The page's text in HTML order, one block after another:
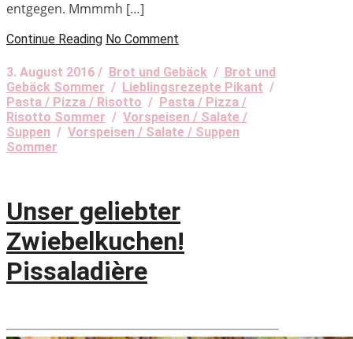
entgegen. Mmmmh […]
Continue Reading No Comment
3. August 2016 / Brot und Gebäck / Brot und
Gebäck Sommer / Lieblingsrezepte Pikant /
Pasta / Pizza / Risotto / Pasta / Pizza /
Risotto Sommer / Vorspeisen / Salate /
Suppen / Vorspeisen / Salate / Suppen
Sommer
Unser geliebter
Zwiebelkuchen!
Pissaladière